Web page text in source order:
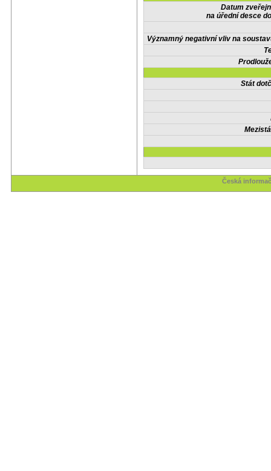
Datum
na úřední desce
Významný negativní vliv na
Stát
Česká